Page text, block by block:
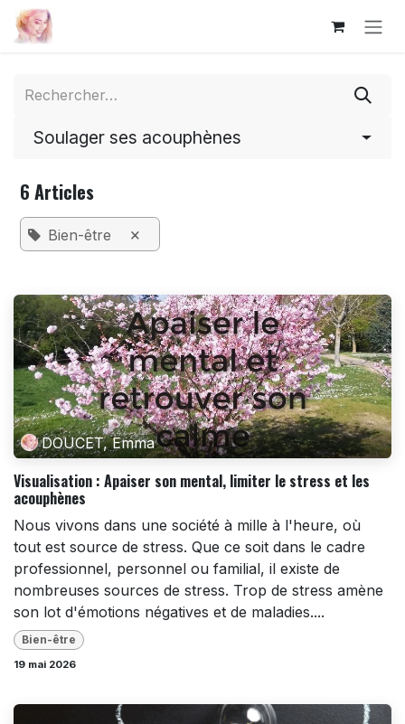
Se rendre au contenu
Soulager ses acouphènes
6 Articles
Bien-être ×
DOUCET, Emma
Visualisation : Apaiser son mental, limiter le stress et les
acouphènes
Nous vivons dans une société à mille à l'heure, où
tout est source de stress. Que ce soit dans le cadre
professionnel, personnel ou familial, il existe de
nombreuses sources de stress. Trop de stress amène
son lot d'émotions négatives et de maladies....
Bien-être
19 mai 2026